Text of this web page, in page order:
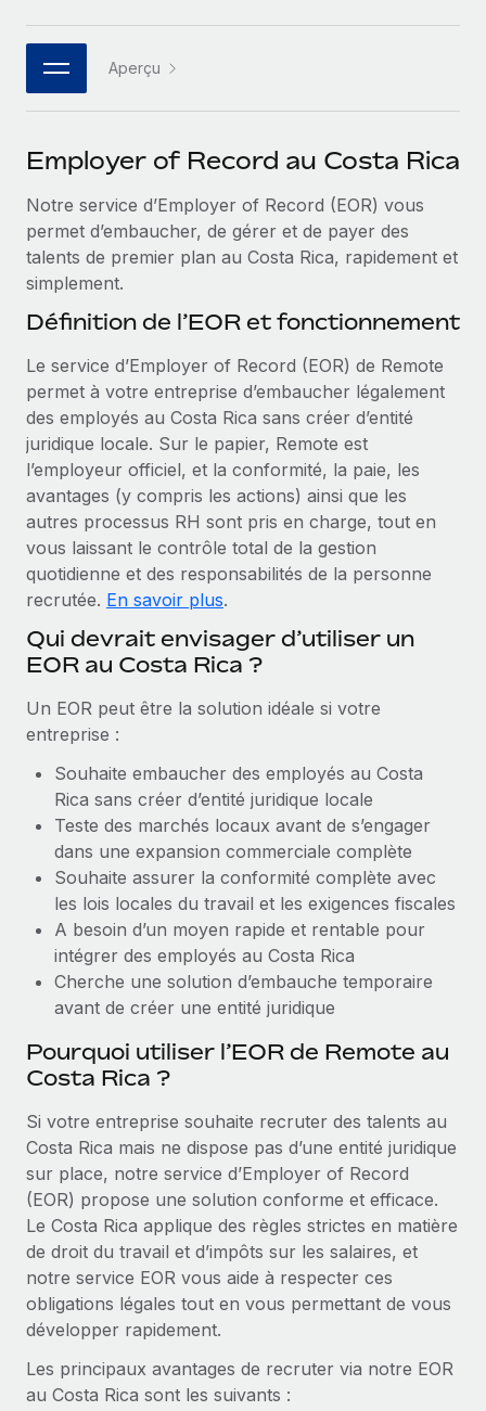
Connectez n'importe quel outil d’IA à Remote grâce à
notre MCP
Rationalisez vos processus avec des outils essentiels
SERVICES
Demandez aux experts
Recevez des conseils d’experts sur les RH à
l’international et la conformité
Contrôles d’antécédents
Simplifiez vos processus de présélection des
candidats
Remote Watchtower
Gardez un temps d’avance sur les risques en
matière de conformité
Gestion des appareils
Achetez et suivez vos équipements informatiques
Création d’entité
conformité
Mobilité et déménagement international
Organisez facilement le déménagement de vos
employés
Avantages sociaux
Gérez facilement les avantages sociaux
Entreprise
Les RH à l’international pour les grandes entreprises
Partenaires stratégiques de la tech
Devenir partenaire
Explorez avec nous vos opportunités de partenariat
Conseil en intégrations et automatisations assistées par
ÉTUDES DE CAS
Checklists et modèles
Descriptions de postes
Événements
Salle de presse
Données sur les salaires et les talents
Centre de ressources
Voir toutes les ressources
BLOG
Paie multipays
EOR et PEO
Gestion des freelances
Taxes
Mises à jour des produits de Remote :
Intégrations Gusto et Xero et Gestion des
freelances Plus
Remote a toujours pour mission d'aider les entreprises de
toute taille à embaucher, gérer et payer...
En savoir plus
répartis dans 19 pays grâce à Remote
Phiture, un leader notable du conseil en matière de
En savoir plus
日本語
한국어
Aperçu
Employer of Record au Costa Rica
Notre service d’Employer of Record (EOR) vous
permet d’embaucher, de gérer et de payer des
talents de premier plan au Costa Rica, rapidement et
simplement.
Définition de l’EOR et fonctionnement
Le service d’Employer of Record (EOR) de Remote
permet à votre entreprise d’embaucher légalement
des employés au Costa Rica sans créer d’entité
juridique locale. Sur le papier, Remote est
l’employeur officiel, et la conformité, la paie, les
avantages (y compris les actions) ainsi que les
autres processus RH sont pris en charge, tout en
vous laissant le contrôle total de la gestion
quotidienne et des responsabilités de la personne
recrutée. En savoir plus.
Qui devrait envisager d’utiliser un
EOR au Costa Rica ?
Un EOR peut être la solution idéale si votre
entreprise :
Souhaite embaucher des employés au Costa
Rica sans créer d’entité juridique locale
Teste des marchés locaux avant de s’engager
dans une expansion commerciale complète
Souhaite assurer la conformité complète avec
les lois locales du travail et les exigences fiscales
A besoin d’un moyen rapide et rentable pour
intégrer des employés au Costa Rica
Cherche une solution d’embauche temporaire
avant de créer une entité juridique
Pourquoi utiliser l’EOR de Remote au
Costa Rica ?
Si votre entreprise souhaite recruter des talents au
Costa Rica mais ne dispose pas d’une entité juridique
sur place, notre service d’Employer of Record
(EOR) propose une solution conforme et efficace.
Le Costa Rica applique des règles strictes en matière
de droit du travail et d’impôts sur les salaires, et
notre service EOR vous aide à respecter ces
obligations légales tout en vous permettant de vous
développer rapidement.
Les principaux avantages de recruter via notre EOR
au Costa Rica sont les suivants :